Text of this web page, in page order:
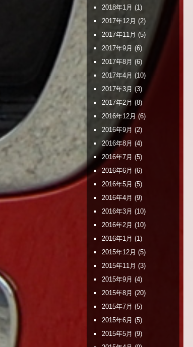
2018年1月 (1)
2017年12月 (2)
2017年11月 (5)
2017年9月 (6)
2017年8月 (6)
2017年4月 (10)
2017年3月 (3)
2017年2月 (8)
2016年12月 (6)
2016年9月 (2)
2016年8月 (4)
2016年7月 (5)
2016年6月 (6)
2016年5月 (5)
2016年4月 (9)
2016年3月 (10)
2016年2月 (10)
2016年1月 (1)
2015年12月 (5)
2015年11月 (3)
2015年9月 (4)
2015年8月 (20)
2015年7月 (5)
2015年6月 (5)
2015年5月 (9)